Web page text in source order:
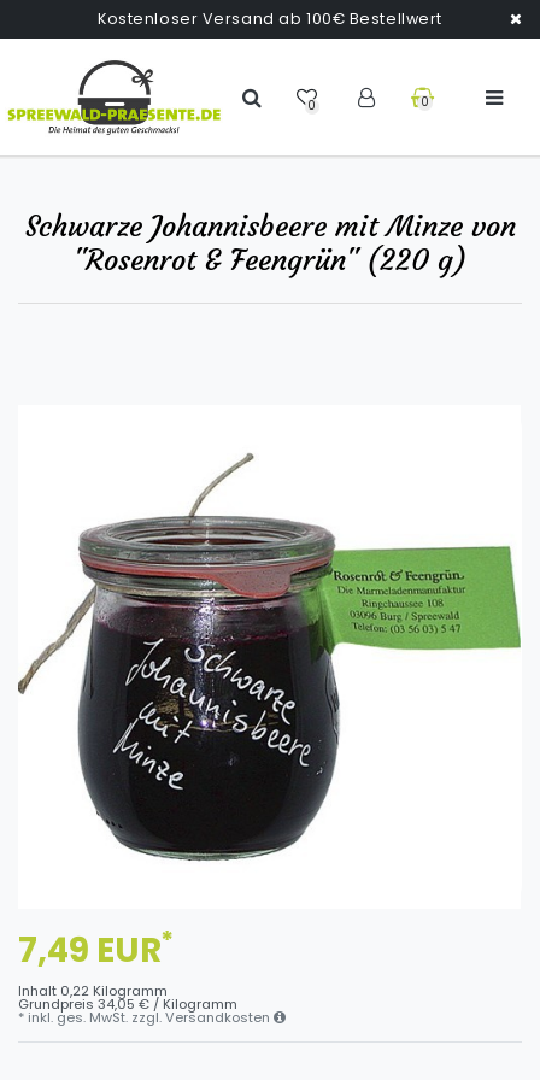
Kostenloser Versand ab 100€ Bestellwert
0 0
Schwarze Johannisbeere mit Minze von
"Rosenrot & Feengrün" (220 g)
7,49 EUR*
Inhalt 0,22 Kilogramm
Grundpreis 34,05 € / Kilogramm
* inkl. ges. MwSt. zzgl.Versandkosten